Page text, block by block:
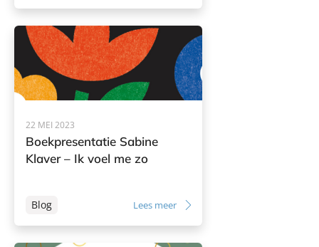
22 MEI 2023
Boekpresentatie Sabine
Klaver – Ik voel me zo
Blog Lees meer